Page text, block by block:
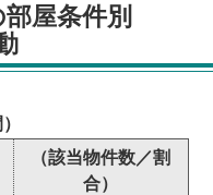
屋条件別
（該当物件数／割
合）